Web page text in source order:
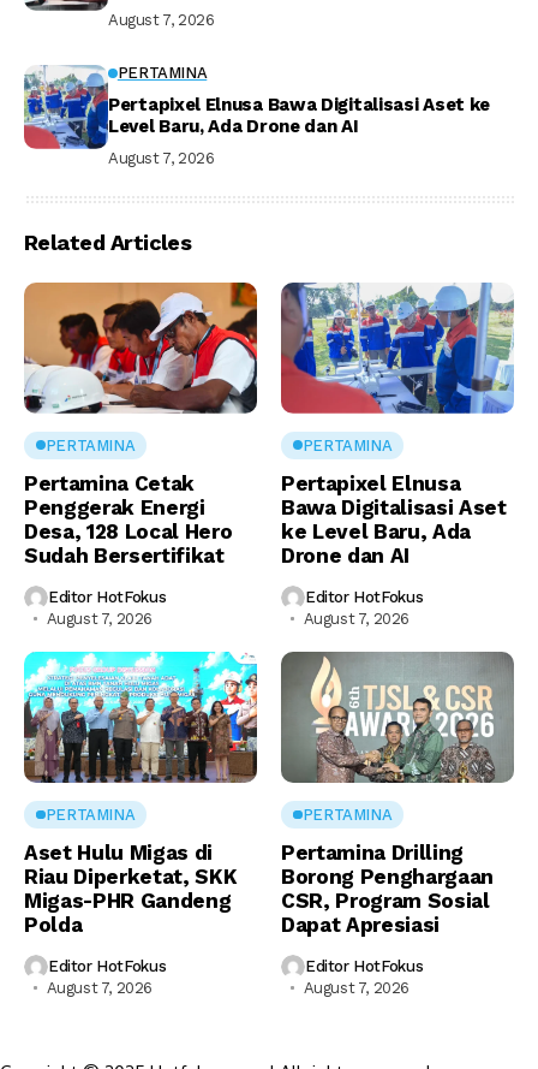
August 7, 2026
PERTAMINA
Pertapixel Elnusa Bawa Digitalisasi Aset ke
Level Baru, Ada Drone dan AI
August 7, 2026
Related Articles
PERTAMINA
Pertamina Cetak
Penggerak Energi
Desa, 128 Local Hero
Sudah Bersertifikat
Editor HotFokus
August 7, 2026
PERTAMINA
Pertapixel Elnusa
Bawa Digitalisasi Aset
ke Level Baru, Ada
Drone dan AI
Editor HotFokus
August 7, 2026
PERTAMINA
Aset Hulu Migas di
Riau Diperketat, SKK
Migas-PHR Gandeng
Polda
Editor HotFokus
August 7, 2026
PERTAMINA
Pertamina Drilling
Borong Penghargaan
CSR, Program Sosial
Dapat Apresiasi
Editor HotFokus
August 7, 2026